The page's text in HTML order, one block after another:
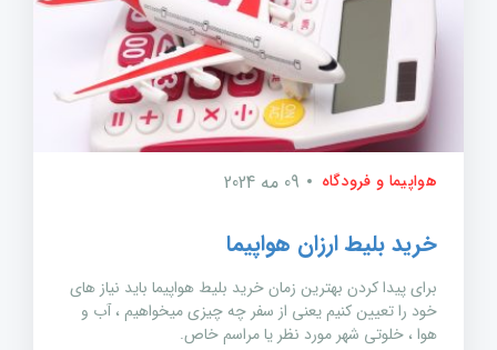
هواپیما و فرودگاه 09 مه 2024
خرید بلیط ارزان هواپیما
برای پیدا کردن بهترین زمان خرید بلیط هواپیما باید نیاز های
خود را تعیین کنیم یعنی از سفر چه چیزی میخواهیم ، آب و
هوا ، خلوتی شهر مورد نظر یا مراسم خاص.